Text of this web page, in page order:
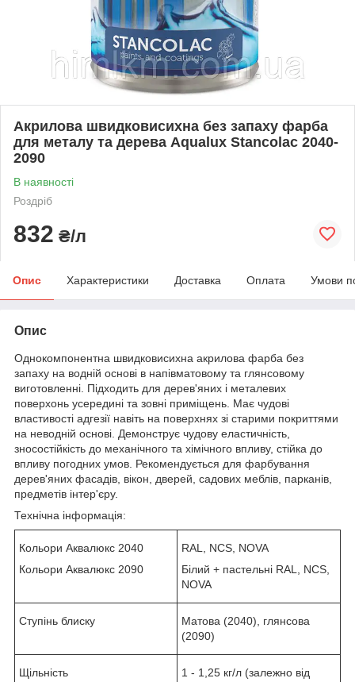
Акрилова швидковисихна без запаху фарба
для металу та дерева Aqualux Stancolac 2040-
2090
В наявності
Роздріб
832 ₴/л
Опис Характеристики Доставка Оплата Умови
Опис
Однокомпонентна швидковисихна акрилова фарба без
запаху на водній основі в напівматовому та глянсовому
виготовленні. Підходить для дерев'яних і металевих
поверхонь усередині та зовні приміщень. Має чудові
властивості адгезії навіть на поверхнях зі старими покриттями
на неводній основі. Демонструє чудову еластичність,
зносостійкість до механічного та хімічного впливу, стійка до
впливу погодних умов. Рекомендується для фарбування
дерев'яних фасадів, вікон, дверей, садових меблів, парканів,
предметів інтер'єру.
Технічна інформація:
Кольори Аквалюкс 2040
Кольори Аквалюкс 2090
RAL, NCS, NOVA
Білий + пастельні RAL, NCS,
NOVA
Ступінь блиску
Матова (2040), глянсова
(2090)
Щільність
1 - 1,25 кг/л (залежно від